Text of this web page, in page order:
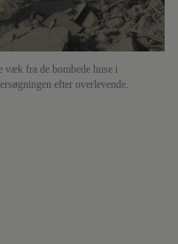
væk fra de bombede huse i
efter overlevende.